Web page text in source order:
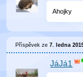
Ahojky
Příspěvek ze7. ledna
JáJá1